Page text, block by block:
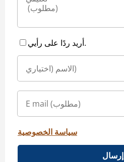
أريد ردًا على رأيي.
سياسة الخصوصية
إرسال